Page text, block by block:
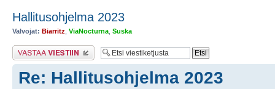
Hallitusohjelma 2023
Valvojat: Biarritz ViaNocturna Suska
Lähetä vastaus
Re: Hallitusohjelma 2023